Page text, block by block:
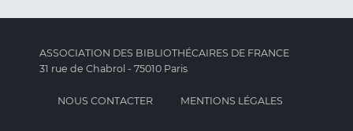
ASSOCIATION DES BIBLIOTHÉCAIRES DE FRANCE
31 rue de Chabrol - 75010 Paris
NOUS CONTACTER MENTIONS LÉGALES